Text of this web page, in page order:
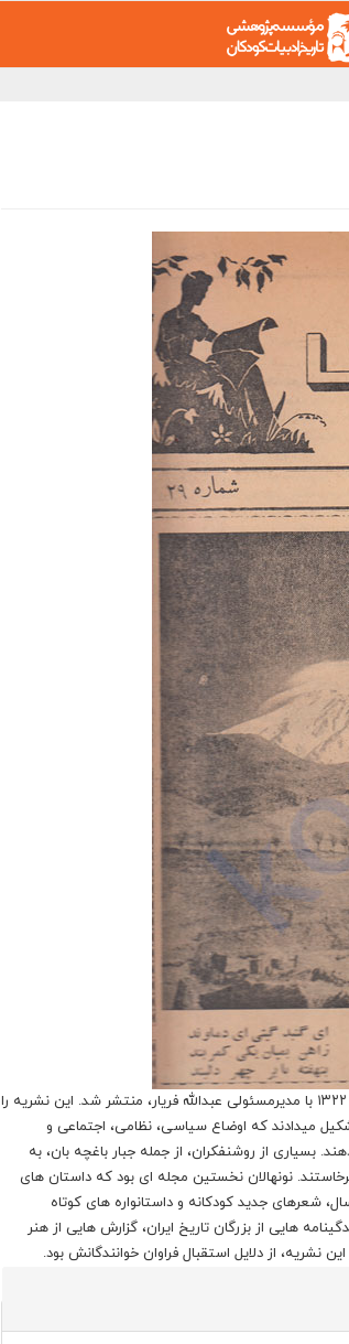
نشریه ی نونهالان از نخستین مجله های ویژه ی کودکان و نوجوانان ۸ تا ۱۴ ساله بود که از مهر ماه ۱۳۲۲ با مدیرمسئولی عبدالله فریار، منتشر شد. این نشریه را
میدادند که اوضاع سیاسی، نظامی، اجتماعی و
بسیاری از روشنفکران، از جمله جبار باغچه بان، به
نونهالان نخستین مجله ای بود که داستان های
شعرهای جدید کودکانه و داستانواره های کوتاه
هایی از بزرگان تاریخ ایران، گزارش هایی از هنر
نشریه، از دلایل استقبال فراوان خوانندگانش بود.